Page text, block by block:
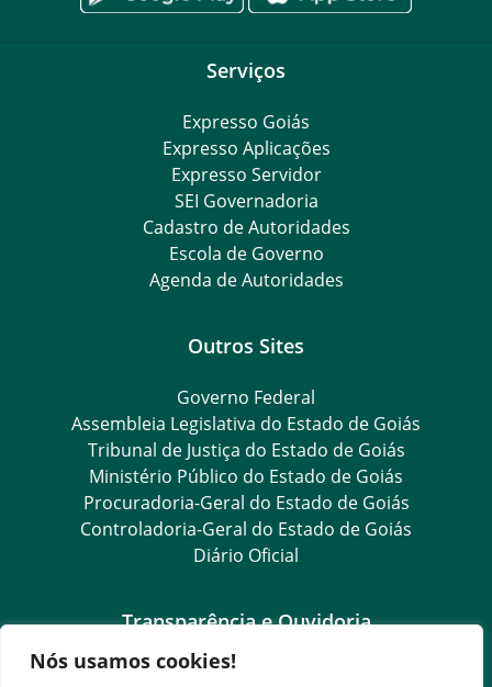
Nós usamos cookies!
Serviços
Expresso Goiás
Expresso Aplicações
Expresso Servidor
SEI Governadoria
Cadastro de Autoridades
Escola de Governo
Agenda de Autoridades
Outros Sites
Governo Federal
Assembleia Legislativa do Estado de Goiás
Tribunal de Justiça do Estado de Goiás
Ministério Público do Estado de Goiás
Procuradoria-Geral do Estado de Goiás
Controladoria-Geral do Estado de Goiás
Diário Oficial
Transparência e Ouvidoria
LGPD